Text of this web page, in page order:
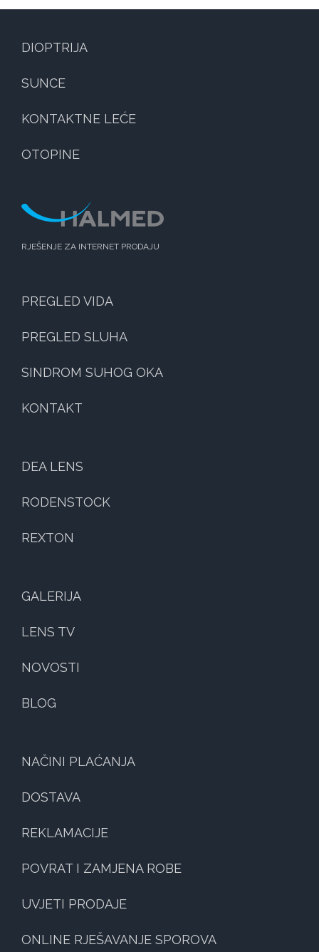
DIOPTRIJA
SUNCE
KONTAKTNE LEĆE
OTOPINE
RJEŠENJE ZA INTERNET PRODAJU
PREGLED VIDA
PREGLED SLUHA
SINDROM SUHOG OKA
KONTAKT
DEA LENS
RODENSTOCK
REXTON
GALERIJA
LENS TV
NOVOSTI
BLOG
NAČINI PLAĆANJA
DOSTAVA
REKLAMACIJE
POVRAT I ZAMJENA ROBE
UVJETI PRODAJE
ONLINE RJEŠAVANJE SPOROVA